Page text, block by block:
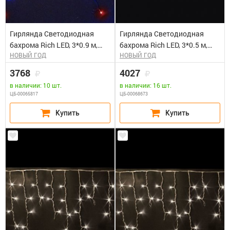
Гирлянда Светодиодная
бахрома Rich LED, 3*0.9 м,
мульти, мерцающая, черный
провод. Блок питания 65818,
65845
НОВЫЙ ГОД
3768
в наличии: 10 шт.
ЦБ-00065817
Гирлянда Светодиодная
бахрома Rich LED, 3*0.5 м,
мерцающая, синяя,
прозрачный провод. Блок
питания 65818, 65845
НОВЫЙ ГОД
4027
в наличии: 16 шт.
ЦБ-00068673